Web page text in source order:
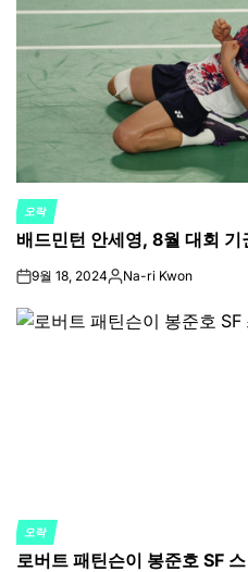
POSTED
IN
오락
배드민턴 안세영, 8월 대회 기
on9월 18, 2024Posted
Na-ri Kwon
POSTED
IN
오락
로버트 패틴슨이 봉준호 SF